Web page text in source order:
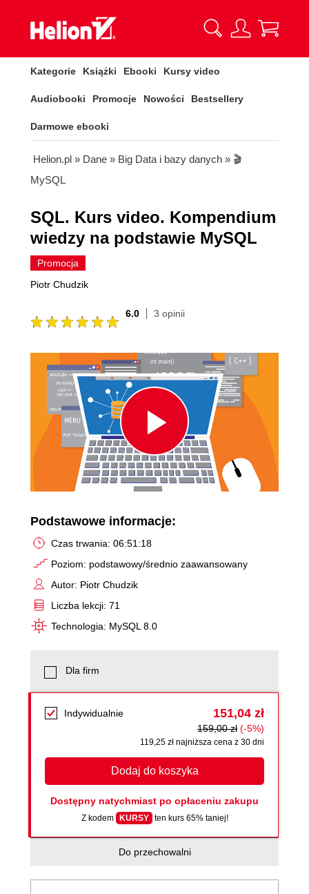
Kategorie Książki Ebooki Kursy video
Audiobooki Promocje Nowości Bestsellery
Darmowe ebooki
Helion.pl » Dane » Big Data i bazy danych » 🎬
MySQL
SQL. Kurs video. Kompendium
wiedzy na podstawie MySQL
Promocja
Piotr Chudzik
6.0 3 opinii
Play
Video
Podstawowe informacje:
Czas trwania: 06:51:18
Poziom: podstawowy/średnio zaawansowany
Autor: Piotr Chudzik
Liczba lekcji: 71
Technologia: MySQL 8.0
Dla firm
Indywidualnie 151,04 zł
159,00 zł (-5%)
119,25 zł najniższa cena z 30 dni
Dodaj do koszyka
Dostępny natychmiast po opłaceniu zakupu
Z kodem KURSY ten kurs 65% taniej!
Do przechowalni